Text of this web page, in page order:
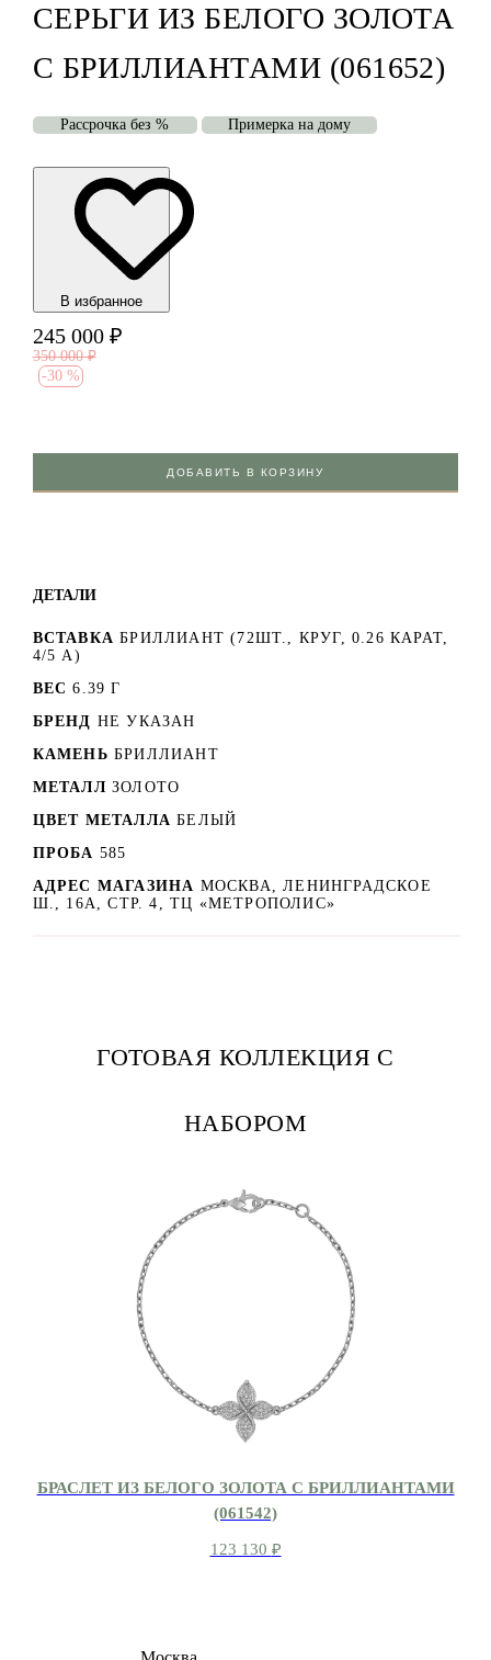
СЕРЬГИ ИЗ БЕЛОГО ЗОЛОТА
С БРИЛЛИАНТАМИ (061652)
Рассрочка без % Примерка на дому
В избранноe
245 000 ₽
350 000 ₽
-30 %
ДОБАВИТЬ В КОРЗИНУ
ДЕТАЛИ
ВСТАВКА БРИЛЛИАНТ (72ШТ., КРУГ, 0.26 КАРАТ,
4/5 А)
ВЕС 6.39 Г
БРЕНД НЕ УКАЗАН
КАМЕНЬ БРИЛЛИАНТ
МЕТАЛЛ ЗОЛОТО
ЦВЕТ МЕТАЛЛА БЕЛЫЙ
ПРОБА 585
АДРЕС МАГАЗИНА МОСКВА, ЛЕНИНГРАДСКОЕ
Ш., 16А, СТР. 4, ТЦ «МЕТРОПОЛИС»
ГОТОВАЯ КОЛЛЕКЦИЯ С
НАБОРОМ
БРАСЛЕТ ИЗ БЕЛОГО ЗОЛОТА С БРИЛЛИАНТАМИ
(061542)
123 130 ₽